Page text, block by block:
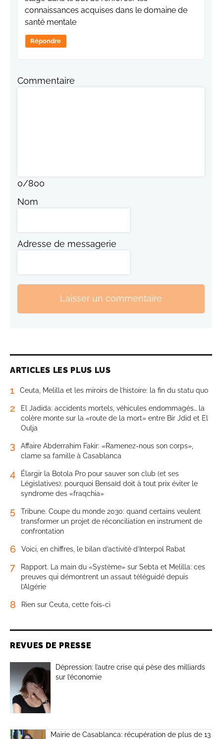
connaissances acquises dans le domaine de
santé mentale
Répondre
Commentaire
0/800
Nom
Adresse de messagerie
Laisser un commentaire
ARTICLES LES PLUS LUS
1 Ceuta, Melilla et les miroirs de l’histoire: la fin du statu quo
2
El Jadida: accidents mortels, véhicules endommagés… la
colère monte sur la «route de la mort» entre Bir Jdid et El
Oulja
3
Affaire Abderrahim Fakir: «Ramenez-nous son corps»,
clame sa famille à Casablanca
4
Élargir la Botola Pro pour sauver son club (et ses
Législatives): pourquoi Bensaïd doit à tout prix éviter le
syndrome des «fraqchia»
5
Tribune. Coupe du monde 2030: quand certains veulent
transformer un projet de réconciliation en instrument de
confrontation
6 Voici, en chiffres, le bilan d’activité d’Interpol Rabat
7
Rapport. La main du «Système» sur Sebta et Melilla: ces
preuves qui démontrent un assaut téléguidé depuis
l’Algérie
8 Rien sur Ceuta, cette fois-ci
REVUES DE PRESSE
Dépression: l’autre crise qui pèse des milliards
sur l’économie
Mairie de Casablanca: récupération de plus de 13